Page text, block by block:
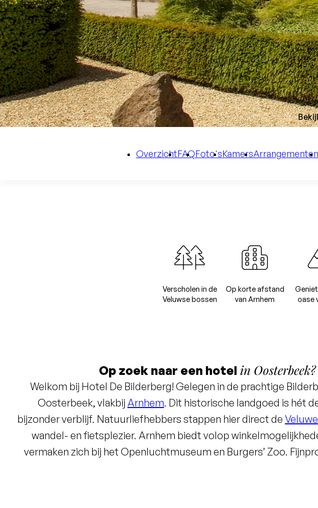
OverzichtFAQFoto'sKamersArrangementen
Verscholen in de
Veluwse bossen
Op korte afstand
van Arnhem
oase
Op zoek naar een hotel in Oosterbeek?
Welkom bij Hotel De Bilderberg! Gelegen in de prachtige
Oosterbeek, vlakbij Arnhem. Dit historische landgoed is hét
bijzonder verblijf. Natuurliefhebbers stappen hier direct de Veluwe
wandel- en fietsplezier. Arnhem biedt volop
vermaken zich bij het Openluchtmuseum en Burgers’ Zoo.